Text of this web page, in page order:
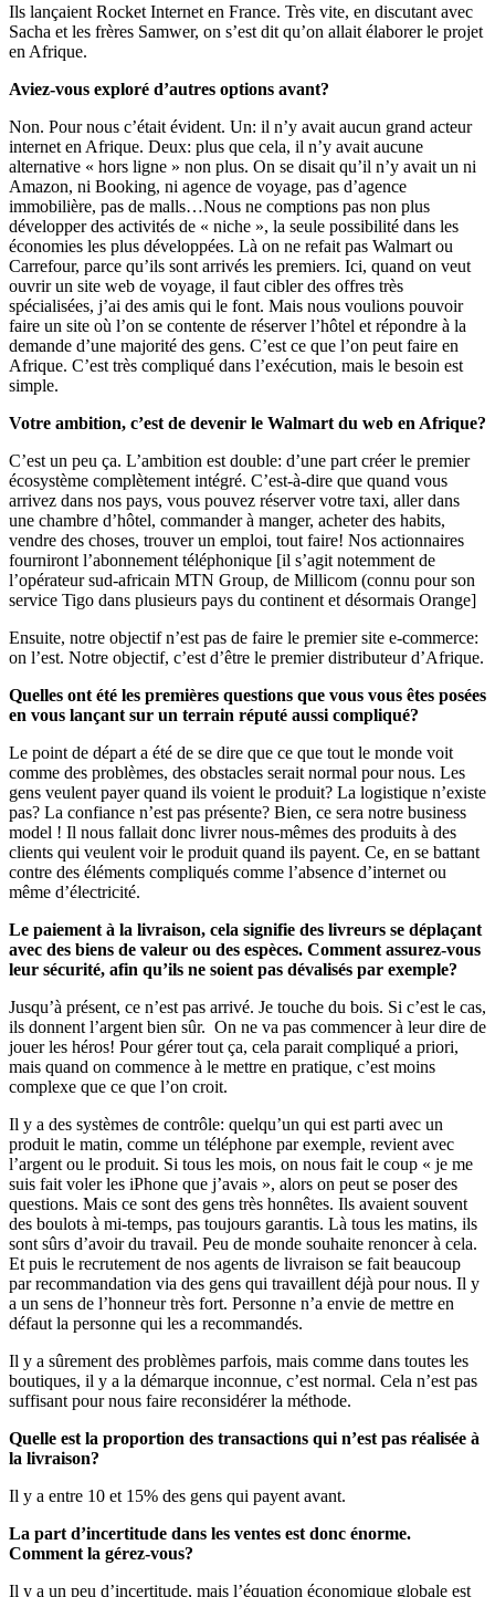
Ils lançaient Rocket Internet en France. Très vite, en discutant avec
Sacha et les frères Samwer, on s’est dit qu’on allait élaborer le projet
en Afrique.
Aviez-vous exploré d’autres options avant?
Non. Pour nous c’était évident. Un: il n’y avait aucun grand acteur
internet en Afrique. Deux: plus que cela, il n’y avait aucune
alternative « hors ligne » non plus. On se disait qu’il n’y avait un ni
Amazon, ni Booking, ni agence de voyage, pas d’agence
immobilière, pas de malls…Nous ne comptions pas non plus
développer des activités de « niche », la seule possibilité dans les
économies les plus développées. Là on ne refait pas Walmart ou
Carrefour, parce qu’ils sont arrivés les premiers. Ici, quand on veut
ouvrir un site web de voyage, il faut cibler des offres très
spécialisées, j’ai des amis qui le font. Mais nous voulions pouvoir
faire un site où l’on se contente de réserver l’hôtel et répondre à la
demande d’une majorité des gens. C’est ce que l’on peut faire en
Afrique. C’est très compliqué dans l’exécution, mais le besoin est
simple.
Votre ambition, c’est de devenir le Walmart du web en Afrique?
C’est un peu ça. L’ambition est double: d’une part créer le premier
écosystème complètement intégré. C’est-à-dire que quand vous
arrivez dans nos pays, vous pouvez réserver votre taxi, aller dans
une chambre d’hôtel, commander à manger, acheter des habits,
vendre des choses, trouver un emploi, tout faire! Nos actionnaires
fourniront l’abonnement téléphonique [il s’agit notemment de
l’opérateur sud-africain MTN Group, de Millicom (connu pour son
service Tigo dans plusieurs pays du continent et désormais Orange]
Ensuite, notre objectif n’est pas de faire le premier site e-commerce:
on l’est. Notre objectif, c’est d’être le premier distributeur d’Afrique.
Quelles ont été les premières questions que vous vous êtes posées
en vous lançant sur un terrain réputé aussi compliqué?
Le point de départ a été de se dire que ce que tout le monde voit
comme des problèmes, des obstacles serait normal pour nous. Les
gens veulent payer quand ils voient le produit? La logistique n’existe
pas? La confiance n’est pas présente? Bien, ce sera notre business
model ! Il nous fallait donc livrer nous-mêmes des produits à des
clients qui veulent voir le produit quand ils payent. Ce, en se battant
contre des éléments compliqués comme l’absence d’internet ou
même d’électricité.
Le paiement à la livraison, cela signifie des livreurs se déplaçant
avec des biens de valeur ou des espèces. Comment assurez-vous
leur sécurité, afin qu’ils ne soient pas dévalisés par exemple?
Jusqu’à présent, ce n’est pas arrivé. Je touche du bois. Si c’est le cas,
ils donnent l’argent bien sûr. On ne va pas commencer à leur dire de
jouer les héros! Pour gérer tout ça, cela parait compliqué a priori,
mais quand on commence à le mettre en pratique, c’est moins
complexe que ce que l’on croit.
Il y a des systèmes de contrôle: quelqu’un qui est parti avec un
produit le matin, comme un téléphone par exemple, revient avec
l’argent ou le produit. Si tous les mois, on nous fait le coup « je me
suis fait voler les iPhone que j’avais », alors on peut se poser des
questions. Mais ce sont des gens très honnêtes. Ils avaient souvent
des boulots à mi-temps, pas toujours garantis. Là tous les matins, ils
sont sûrs d’avoir du travail. Peu de monde souhaite renoncer à cela.
Et puis le recrutement de nos agents de livraison se fait beaucoup
par recommandation via des gens qui travaillent déjà pour nous. Il y
a un sens de l’honneur très fort. Personne n’a envie de mettre en
défaut la personne qui les a recommandés.
Il y a sûrement des problèmes parfois, mais comme dans toutes les
boutiques, il y a la démarque inconnue, c’est normal. Cela n’est pas
suffisant pour nous faire reconsidérer la méthode.
Quelle est la proportion des transactions qui n’est pas réalisée à
la livraison?
Il y a entre 10 et 15% des gens qui payent avant.
La part d’incertitude dans les ventes est donc énorme.
Comment la gérez-vous?
Il y a un peu d’incertitude, mais l’équation économique globale est